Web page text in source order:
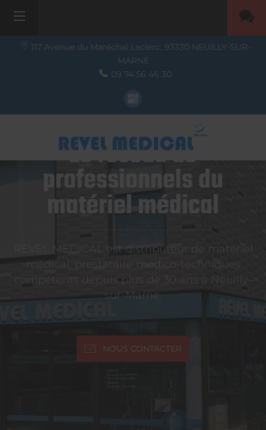
117 Avenue du Maréchal Leclerc, 93330 NEUILLY-SUR-
MARNE
09 74 56 46 30
Le réseau de
professionnels du
matériel médical
REVEL MEDICAL est distributeur de matériel
médical, prestataire médico-techniques
compétents depuis plus de 30 ans à Neuilly-
sur-Marne.
NOUS CONTACTER